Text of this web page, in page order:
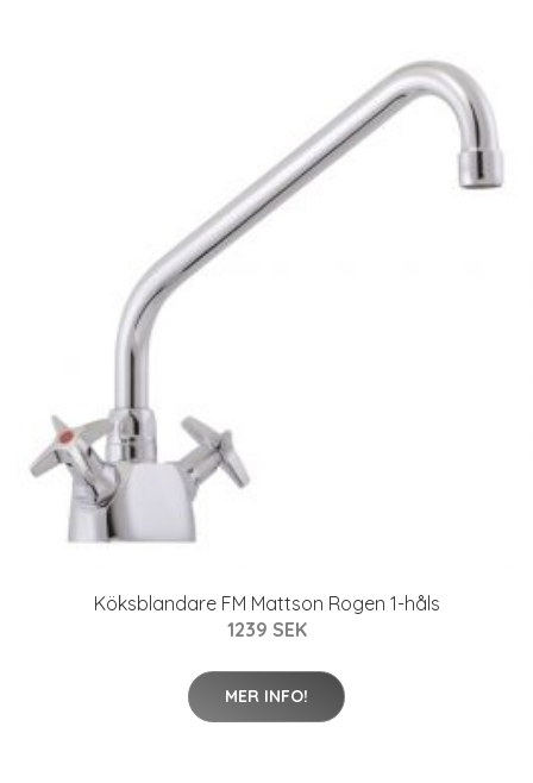
Köksblandare FM Mattson Rogen 1-håls
1239 SEK
MER INFO!